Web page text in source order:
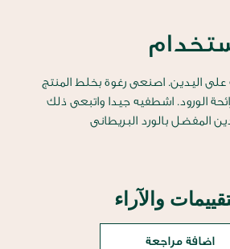
اليدين. اصنعى رغوة بخلط المنتج
الورود. اشطفيه جيدا واتبعى ذلك
المفضل بالورد البريطانى
اضافة مراجعة